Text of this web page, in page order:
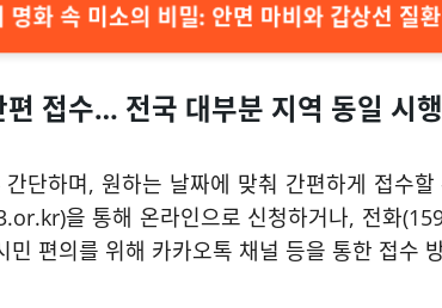
명화 속 미소의 비밀: 안면 마비와 갑상선 질
접수… 전국 대부분 지역 동일 시행
단하며, 원하는 날짜에 맞춰 간편하게 접수
을 통해 온라인으로 신청하거나, 전화
민 편의를 위해 카카오톡 채널 등을 통한 접수